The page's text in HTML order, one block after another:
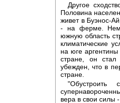
Другое
Половина
живет в Буэнос-
- на ферме.
южную область
климатические
на юге
стране, он стал
убежден, что в
стране.
вера в свои силы